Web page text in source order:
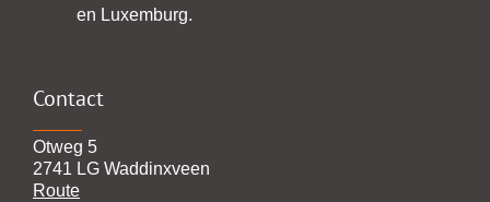
en Luxemburg.
Contact
Otweg 5
2741 LG Waddinxveen
Route